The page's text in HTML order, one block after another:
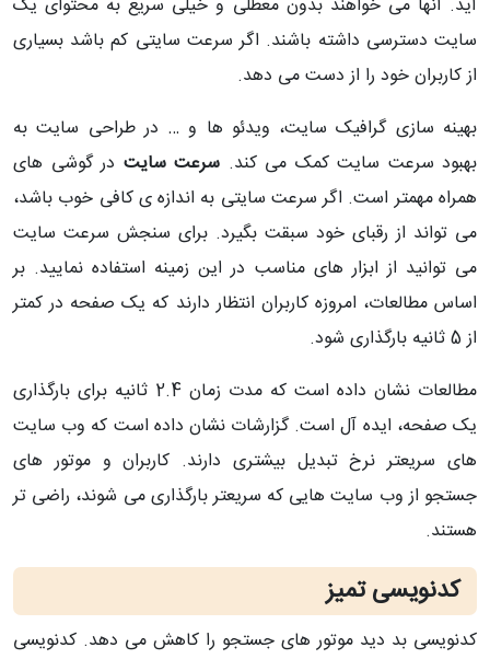
سایت دسترسی داشته باشند. اگر سرعت سایتی کم باشد بسیاری
از کاربران خود را از دست می دهد.
بهینه سازی گرافیک سایت، ویدئو ها و … در طراحی سایت به
بهبود سرعت سایت کمک می کند. سرعت سایت در گوشی های
همراه مهمتر است. اگر سرعت سایتی به اندازه ی کافی خوب باشد،
می تواند از رقبای خود سبقت بگیرد. برای سنجش سرعت سایت
می توانید از ابزار های مناسب در این زمینه استفاده نمایید. بر
اساس مطالعات، امروزه کاربران انتظار دارند که یک صفحه در کمتر
از 5 ثانیه بارگذاری شود.
مطالعات نشان داده است که مدت زمان 2.4 ثانیه برای بارگذاری
یک صفحه، ایده آل است. گزارشات نشان داده است که وب سایت
های سریعتر نرخ تبدیل بیشتری دارند. کاربران و موتور های
جستجو از وب سایت هایی که سریعتر بارگذاری می شوند، راضی تر
هستند.
کدنویسی تمیز
کدنویسی بد دید موتور های جستجو را کاهش می دهد. کدنویسی